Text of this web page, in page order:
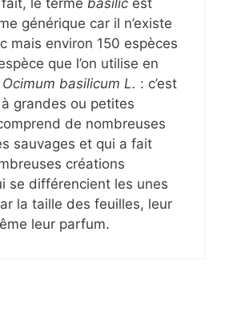
fait, le terme basilic est
générique car il n’existe
mais environ 150 espèces
que l’on utilise en
Ocimum basilicum L. : c’est
grandes ou petites
de nombreuses
sauvages et qui a fait
créations
se différencient les unes
la taille des feuilles, leur
leur parfum.